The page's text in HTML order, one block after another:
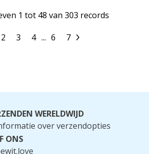
1 tot 48 van 303 records
2 3 4 ... 6 7
WERELDWIJD
over verzendopties
ONS